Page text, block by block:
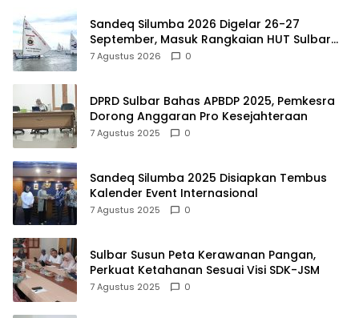
Sandeq Silumba 2026 Digelar 26-27
September, Masuk Rangkaian HUT Sulbar
dan Targetkan Pertahankan Status KEN
7 Agustus 2026 0
DPRD Sulbar Bahas APBDP 2025, Pemkesra
Dorong Anggaran Pro Kesejahteraan
7 Agustus 2025 0
Sandeq Silumba 2025 Disiapkan Tembus
Kalender Event Internasional
7 Agustus 2025 0
Sulbar Susun Peta Kerawanan Pangan,
Perkuat Ketahanan Sesuai Visi SDK-JSM
7 Agustus 2025 0